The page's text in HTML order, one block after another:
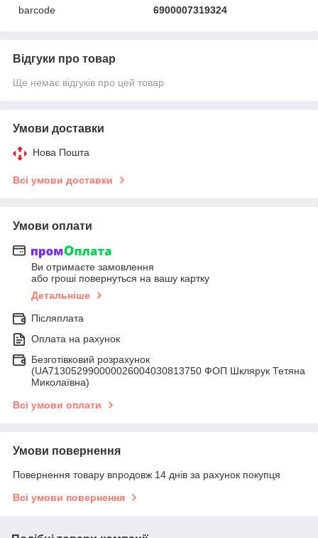
barcode
6900007319324
Відгуки про товар
Ще немає відгуків про цей товар
Умови доставки
Нова Пошта
Всі умови доставки
Умови оплати
Ви отримаєте замовлення
або гроші повернуться на вашу картку
Детальніше
Післяплата
Оплата на рахунок
Безготівковий розрахунок
(UA713052990000026004030813750 ФОП Шклярук Тетяна
Миколаївна)
Всі умови оплати
Умови повернення
Повернення товару впродовж 14 днів за рахунок покупця
Всі умови повернення